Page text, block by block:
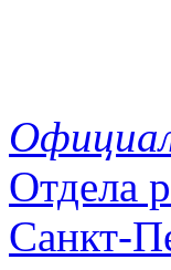
Отдела
Санкт-